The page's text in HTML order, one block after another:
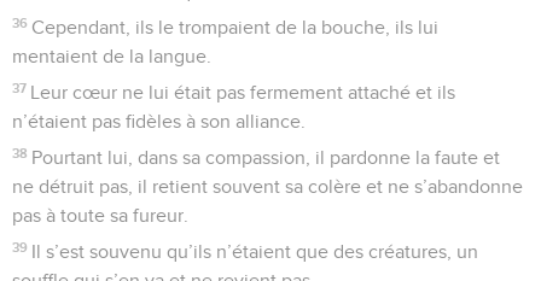
Ils n’ont pas gardé l’alliance de Dieu, ils ont refusé de se
Ils ont oublié ses actes, les merveilles qu’il leur avait fait
Devant leurs ancêtres, il avait fait des miracles en Egypte,
dans les campagnes de Tsoan :
il avait fendu la mer pour les faire passer, il avait dressé
l’eau comme une muraille.